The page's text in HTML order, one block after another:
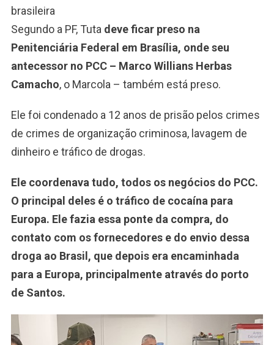
brasileira
Segundo a PF, Tuta deve ficar preso na
Penitenciária Federal em Brasília, onde seu
antecessor no PCC – Marco Willians Herbas
Camacho, o Marcola – também está preso.
Ele foi condenado a 12 anos de prisão pelos crimes
de crimes de organização criminosa, lavagem de
dinheiro e tráfico de drogas.
Ele coordenava tudo, todos os negócios do PCC.
O principal deles é o tráfico de cocaína para
Europa. Ele fazia essa ponte da compra, do
contato com os fornecedores e do envio dessa
droga ao Brasil, que depois era encaminhada
para a Europa, principalmente através do porto
de Santos.